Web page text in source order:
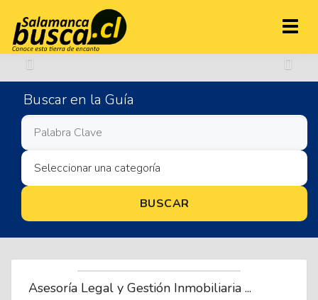
Buscar en la Guía
Asesoría Legal y Gestión Inmobiliaria ...